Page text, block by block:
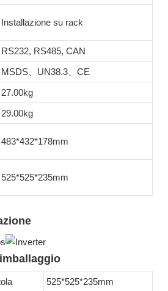
Installazione su rack
RS232, RS485, CAN
MSDS、UN38.3、CE
27.00kg
29.00kg
483*432*178mm
525*525*235mm
525*525*235mm